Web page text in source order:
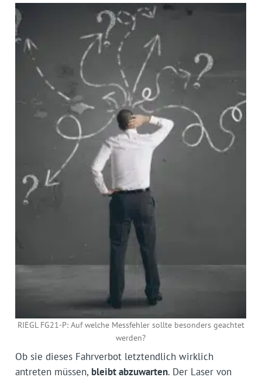
RIEGL FG21-P: Auf welche Messfehler sollte besonders geachtet
werden?
Ob sie dieses Fahrverbot letztendlich wirklich
antreten müssen, bleibt abzuwarten. Der Laser von